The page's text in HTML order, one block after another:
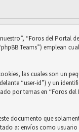
“Foros del Portal
Teams”) emplean
las cuales son un
“user-id”) y un
por temas en “Foros
documento que
a: envíos como